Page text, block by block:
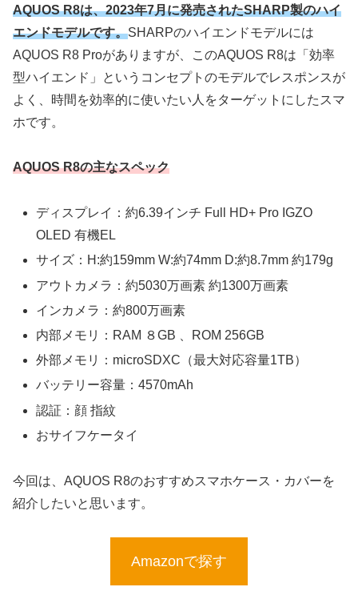
AQUOS R8は、2023年7月に発売されたSHARP製のハイ
エンドモデルです。SHARPのハイエンドモデルには
AQUOS R8 Proがありますが、このAQUOS R8は「効率
型ハイエンド」というコンセプトのモデルでレスポンスが
よく、時間を効率的に使いたい人をターゲットにしたスマ
ホです。
AQUOS R8の主なスペック
ディスプレイ：約6.39インチ Full HD+ Pro IGZO
OLED 有機EL
サイズ：H:約159mm W:約74mm D:約8.7mm 約179g
アウトカメラ：約5030万画素 約1300万画素
インカメラ：約800万画素
内部メモリ：RAM ８GB 、ROM 256GB
外部メモリ：microSDXC（最大対応容量1TB）
バッテリー容量：4570mAh
認証：顔 指紋
おサイフケータイ
今回は、AQUOS R8のおすすめスマホケース・カバーを
紹介したいと思います。
Amazonで探す